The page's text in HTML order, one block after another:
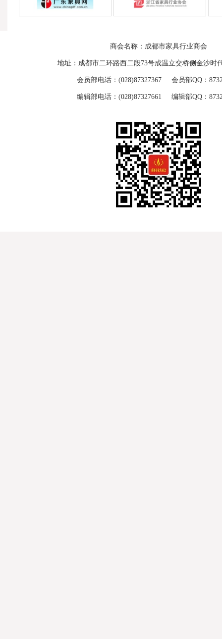
商会名称：成都市家具行业商会
地址：成都市二环路西二段73号成温立交桥侧金沙时
会员部电话：(028)87327367 会员部QQ：
编辑部电话：(028)87327661 编辑部QQ：